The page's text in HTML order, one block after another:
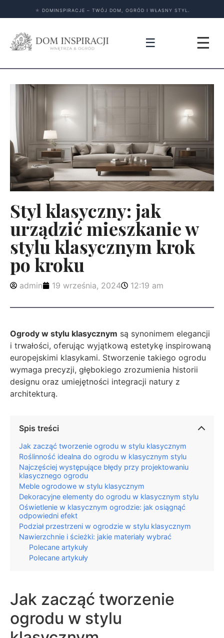
★ DOMINSPIRACJE – TWÓJ DOM, OGRÓD I WŁASNY STYL.
☰ ☰
Styl klasyczny: jak
urządzić mieszkanie w
stylu klasycznym krok
po kroku
admin 19 września, 2024 12:19 am
Ogrody w stylu klasycznym są synonimem elegancji
i trwałości, oferując wyjątkową estetykę inspirowaną
europejskimi klasykami. Stworzenie takiego ogrodu
wymaga precyzji, głębokiego zrozumienia historii
designu oraz umiejętności integracji natury z
architekturą.
Spis treści
Jak zacząć tworzenie ogrodu w stylu klasycznym
Roślinność idealna do ogrodu w klasycznym stylu
Najczęściej występujące błędy przy projektowaniu
klasycznego ogrodu
Meble ogrodowe w stylu klasycznym
Dekoracyjne elementy do ogrodu w klasycznym stylu
Oświetlenie w klasycznym ogrodzie: jak osiągnąć
odpowiedni efekt
Podział przestrzeni w ogrodzie w stylu klasycznym
Nawierzchnie i ścieżki: jakie materiały wybrać
Polecane artykuły
Polecane artykuły
Jak zacząć tworzenie
ogrodu w stylu